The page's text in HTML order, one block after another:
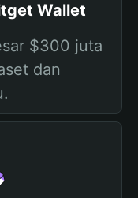
Wallet
$300 juta
dan